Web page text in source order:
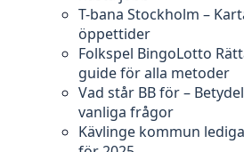
T-bana Stockholm –
öppettider
Folkspel BingoLotto
guide för alla metoder
Vad står BB för –
vanliga frågor
Kävlinge kommun